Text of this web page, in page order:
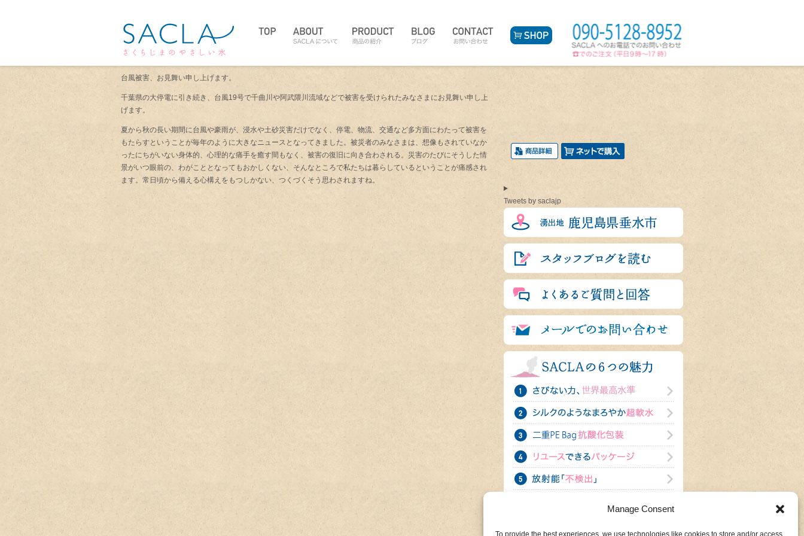
Manage Consent
To provide the best experiences, we use technologies like cookies to store and/or access
台風被害、お見舞い申し上げます。
千葉県の大停電に引き続き、台風19号で千曲川や阿武隈川流域などで被害を受けられたみなさまにお見舞い申し上
げます。
夏から秋の長い期間に台風や豪雨が、浸水や土砂災害だけでなく、停電、物流、交通など多方面にわたって被害を
もたらすということが毎年のように大きなニュースとなってきました。被災者のみなさまは、想像もされていなか
ったにちがいない身体的、心理的な痛手を癒す間もなく、被害の復旧に向き合わされる。災害のたびにそうした情
景がいつ眼前の、わがこととなってもおかしくない、そんなところで私たちは暮らしているということが痛感され
ます。常日頃から備える心構えをもつしかない、つくづくそう思わされますね。
Tweets by saclajp